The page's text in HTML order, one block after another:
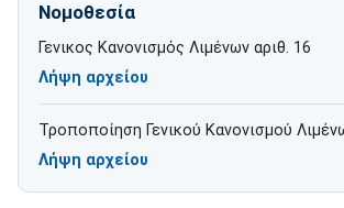
Νομοθεσία
Γενικος Κανονισμός Λιμένων αριθ. 16
Λήψη αρχείου
για Γενικος Κανονισμός Λιμένων αριθ.
Τροποποίηση Γενικού Κανονισμού
Λήψη αρχείου
για Τροποποίηση Γενικού Κανονισμού